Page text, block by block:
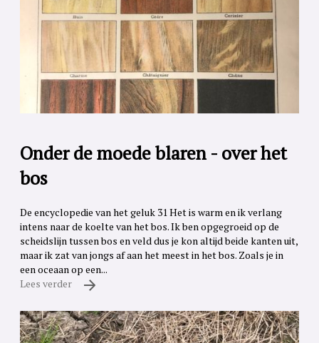
Onder de moede blaren - over het
bos
De encyclopedie van het geluk 31 Het is warm en ik verlang
intens naar de koelte van het bos. Ik ben opgegroeid op de
scheidslijn tussen bos en veld dus je kon altijd beide kanten uit,
maar ik zat van jongs af aan het meest in het bos. Zoals je in
een oceaan op een...
Lees verder